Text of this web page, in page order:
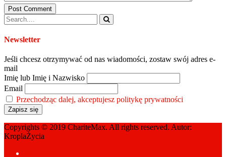
Post Comment
Newsletter
Jeśli chcesz otrzymywać od nas wiadomości, zostaw swój adres e-
mail
Imię lub Imię i Nazwisko
Email
Przechodząc dalej, akceptujesz politykę prywatności
Copyrights © 2019 ChariteMax. All rights reserved. Autor:
KroplaŻycia